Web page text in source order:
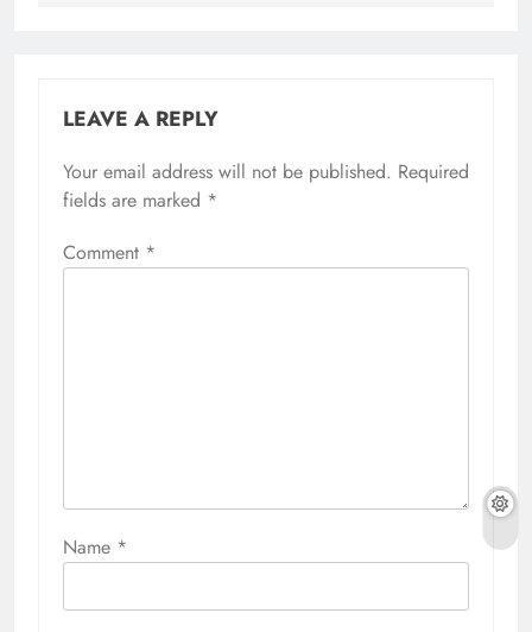
LEAVE A REPLY
Your email address will not be published. Required
fields are marked *
Comment *
Name *